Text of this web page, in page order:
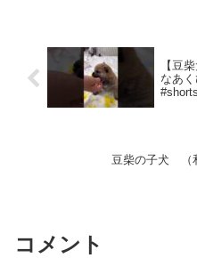
【豆
なあ
#shorts
豆柴の子犬 （
コメント